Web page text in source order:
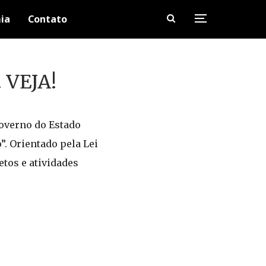
Contato
do Estado
Orientado pela Lei
e atividades